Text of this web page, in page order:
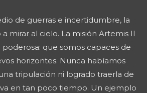
de guerras e incertidumbre, la
mirar al cielo. La misión Artemis II
poderosa: que somos capaces de
horizontes. Nunca habíamos
tripulación ni logrado traerla de
en tan poco tiempo. Un ejemplo